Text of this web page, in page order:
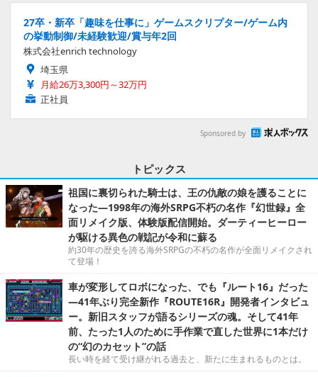
27卒・新卒「趣味を仕事に」ゲームスクリプター/ゲーム内
の挙動制御/未経験歓迎/賞与年2回
株式会社enrich technology
埼玉県
月給26万3,300円～32万円
正社員
Sponsored by
トピックス
祖国に裏切られた騎士は、王の仇敵の娘を護ることに
なった―1998年の海外SRPG不朽の名作『幻世録』全
面リメイク版、体験版配信開始。ダーティーヒーロー
が駆ける異色の戦記が令和に蘇る
約30年の歴史を誇る海外SRPGの不朽の名作が全面リメイクされ
て登場！
車が変形してロボになった、でも『ルート16』だった
―41年ぶり完全新作『ROUTE16R』開発者インタビュ
ー。新旧スタッフが語るシリーズの魂。そして41年
前、たった1人のために手作業で直した世界に1本だけ
の“幻のカセット”の話
長い時を経て受け継がれる過去と、新たに生まれるものとは。